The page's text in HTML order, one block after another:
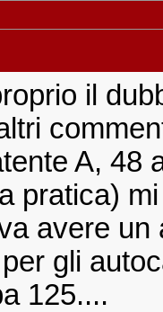
il
A, 48
pratica)
avere un
gli
125....